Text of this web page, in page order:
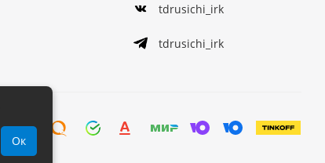
tdrusichi_irk
tdrusichi_irk
Ок